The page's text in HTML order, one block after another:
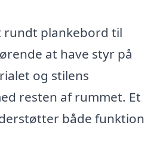
plankebord til
at have styr på
og stilens
resten af rummet. Et
både funktion